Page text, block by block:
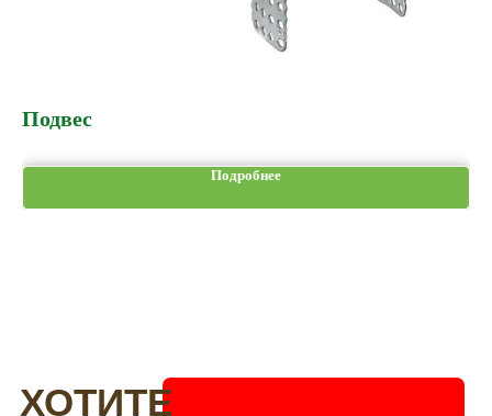
Подвес
Подробнее